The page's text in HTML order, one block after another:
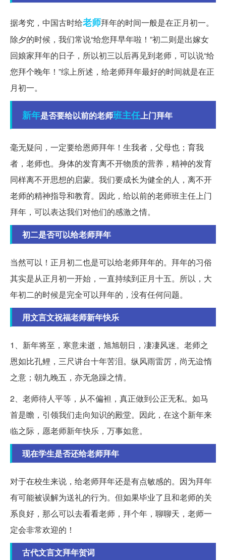
据考究，中国古时给老师拜年的时间一般是在正月初一。
除夕的时候，我们常说“给您拜早年啦！”初二则是出嫁女
回娘家拜年的日子，所以初三以后再见到老师，可以说“给
您拜个晚年！”综上所述，给老师拜年最好的时间就是在正
月初一。
新年是否要给以前的老师班主任上门拜年
毫无疑问，一定要给恩师拜年！生我者，父母也；育我
者，老师也。身体的发育离不开物质的营养，精神的发育
同样离不开思想的启蒙。我们要成长为健全的人，离不开
老师的精神指导和教育。因此，给以前的老师班主任上门
拜年，可以表达我们对他们的感激之情。
初二是否可以给老师拜年
当然可以！正月初二也是可以给老师拜年的。拜年的习俗
其实是从正月初一开始，一直持续到正月十五。所以，大
年初二的时候是完全可以拜年的，没有任何问题。
用文言文祝福老师新年快乐
1、新年将至，寒意未逝，旭旭朝日，凄凄风迷。老师之
恩如比孔鲤，三尺讲台十年苦泪。纵风雨雷厉，尚无迨惰
之意；朝九晚五，亦无急躁之情。
2、老师待人平等，从不偏袒，真正做到公正无私。如马
首是瞻，引领我们走向知识的殿堂。因此，在这个新年来
临之际，愿老师新年快乐，万事如意。
现在学生是否还给老师拜年
对于在校生来说，给老师拜年还是有点敏感的。因为拜年
有可能被误解为送礼的行为。但如果毕业了且和老师的关
系良好，那么可以去看看老师，拜个年，聊聊天，老师一
定会非常欢迎的！
古代文言文拜年贺词